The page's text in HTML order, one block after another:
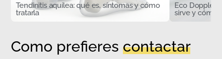
Tendinitis aquílea: qué es, síntomas y cómo
tratarla
Eco Doppler
sirve y cómo
Como prefierescontactar